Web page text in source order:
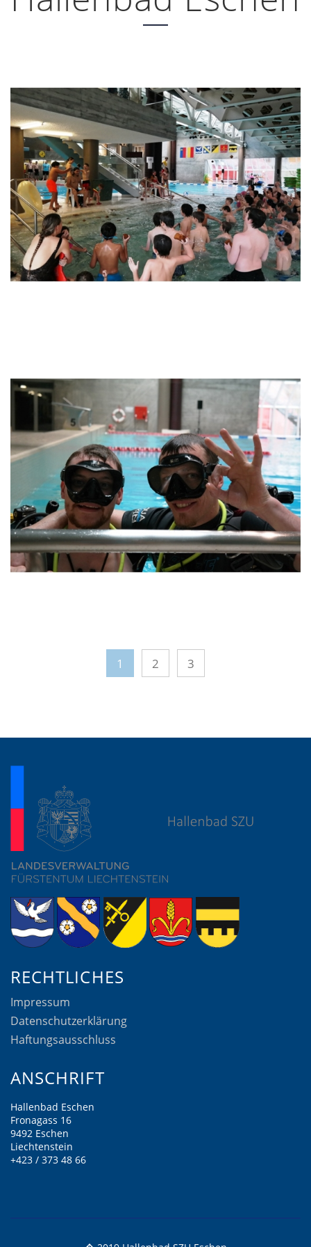
1 2 3
RECHTLICHES
Impressum
Datenschutzerklärung
Haftungsausschluss
ANSCHRIFT
Hallenbad Eschen
Fronagass 16
9492 Eschen
Liechtenstein
+423 / 373 48 66